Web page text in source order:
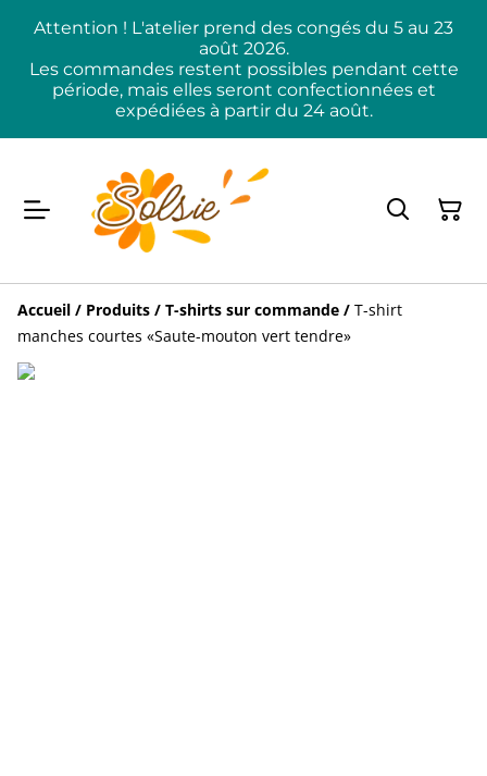
Attention ! L'atelier prend des congés du 5 au 23
août 2026.
Les commandes restent possibles pendant cette
période, mais elles seront confectionnées et
expédiées à partir du 24 août.
Accueil / Produits / T-shirts sur commande / T-shirt
manches courtes «Saute-mouton vert tendre»